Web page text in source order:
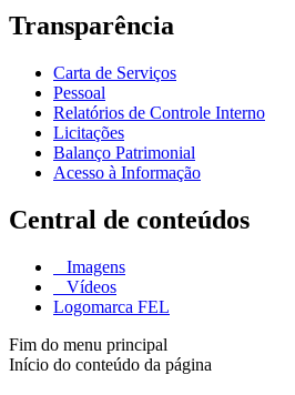
Transparência
Carta de Serviços
Pessoal
Relatórios de Controle Interno
Licitações
Balanço Patrimonial
Acesso à Informação
Central de conteúdos
Imagens
Vídeos
Logomarca FEL
Fim do menu principal
Início do conteúdo da página